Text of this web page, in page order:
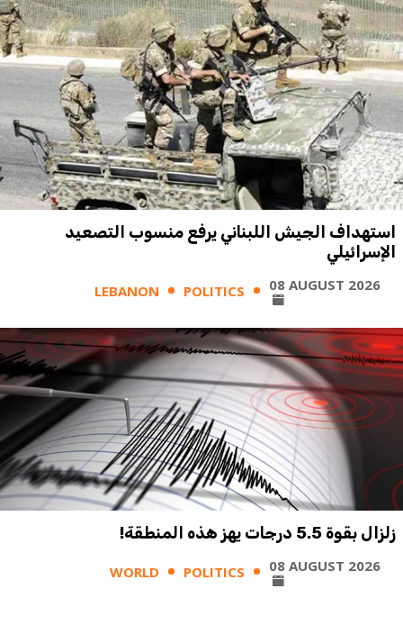
استهداف الجيش اللبناني يرفع منسوب التصعيد
الإسرائيلي
LEBANON POLITICS 08 AUGUST 2026
زلزال بقوة 5.5 درجات يهز هذه المنطقة!
WORLD POLITICS 08 AUGUST 2026